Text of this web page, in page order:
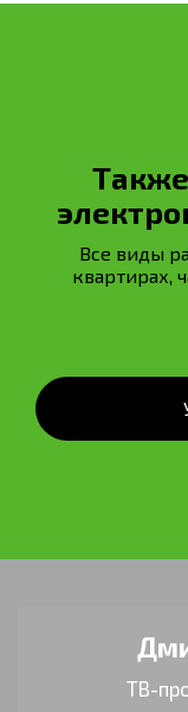
Все виды
квартирах,
ТВ-